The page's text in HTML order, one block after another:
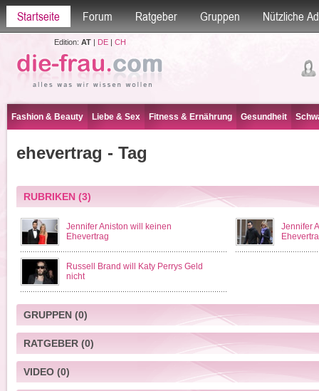
Startseite Forum Ratgeber Gruppen Nützliche
Edition: AT| DE| CH
Fashion & Beauty Liebe & Sex Fitness & Ernährung Gesundheit
ehevertrag - Tag
RUBRIKEN(3)
Jennifer Aniston will keinen
Ehevertrag
Jennifer
Russell Brand will Katy Perrys Geld
nicht
GRUPPEN(0)
RATGEBER(0)
VIDEO(0)